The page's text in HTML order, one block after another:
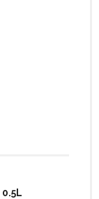
0.5L